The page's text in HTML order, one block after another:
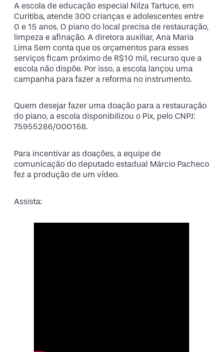
A escola de educação especial Nilza Tartuce, em
Curitiba, atende 300 crianças e adolescentes entre
0 e 15 anos. O piano do local precisa de restauração,
limpeza e afinação. A diretora auxiliar, Ana Maria
Lima Sem conta que os orçamentos para esses
serviços ficam próximo de R$10 mil, recurso que a
escola não dispõe. Por isso, a escola lançou uma
campanha para fazer a reforma no instrumento.
Quem desejar fazer uma doação para a restauração
do piano, a escola disponibilizou o Pix, pelo CNPJ:
75955286/000168.
Para incentivar as doações, a equipe de
comunicação do deputado estadual Márcio Pacheco
fez a produção de um vídeo.
Assista: